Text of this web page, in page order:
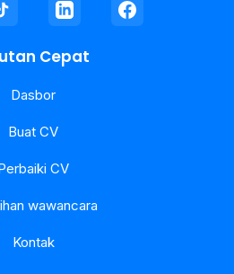
Cepat
Dasbor
Buat CV
CV
wawancara
Kontak